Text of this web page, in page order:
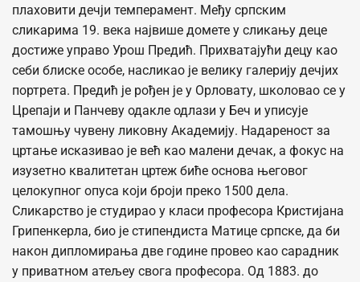
плаховити дечји темперамент. Међу српским
сликарима 19. века највише домете у сликању деце
достиже управо Урош Предић. Прихватајући децу као
себи блиске особе, насликао је велику галерију дечјих
портрета. Предић је рођен је у Орловату, школовао се у
Црепаји и Панчеву одакле одлази у Беч и уписује
тамошњу чувену ликовну Академију. Надареност за
цртање исказивао је већ као малени дечак, а фокус на
изузетно квалитетан цртеж биће основа његовог
целокупног опуса који броји преко 1500 дела.
Сликарство је студирао у класи професора Кристијана
Грипенкерла, био је стипендиста Матице српске, да би
након дипломирања две године провeo као сарадник
у приватном атељеу свога професора. Од 1883. до